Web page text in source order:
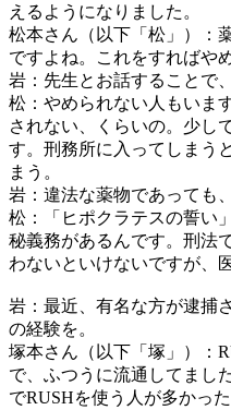
えるようになりました。
松本さん（以下「松」）：
ですよね。これをすればや
岩：先生とお話することで
松：やめられない人もいま
されない、くらいの。少し
す。刑務所に入ってしまう
まう。
岩：違法な薬物であっても
松：「ヒポクラテスの誓い
秘義務があるんです。刑法
わないといけないですが、
岩：最近、有名な方が逮捕
の経験を。
塚本さん（以下「塚」）：
で、ふつうに流通してまし
でRUSHを使う人が多かっ